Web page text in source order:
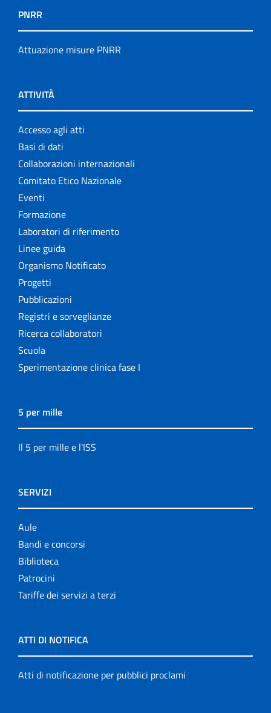
PNRR
Attuazione misure PNRR
ATTIVITÀ
Accesso agli atti
Basi di dati
Collaborazioni internazionali
Comitato Etico Nazionale
Eventi
Formazione
Laboratori di riferimento
Linee guida
Organismo Notificato
Progetti
Pubblicazioni
Registri e sorveglianze
Ricerca collaboratori
Scuola
Sperimentazione clinica fase I
5 per mille
Il 5 per mille e l'ISS
SERVIZI
Aule
Bandi e concorsi
Biblioteca
Patrocini
Tariffe dei servizi a terzi
ATTI DI NOTIFICA
Atti di notificazione per pubblici proclami